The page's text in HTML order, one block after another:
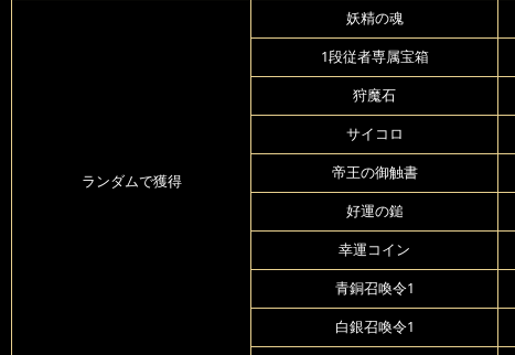
ランダムで獲得
妖精の魂
1段従者専属宝箱
狩魔石
サイコロ
帝王の御触書
好運の鎚
幸運コイン
青銅召喚令1
白銀召喚令1